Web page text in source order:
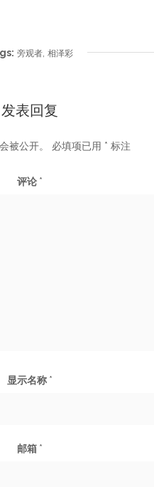
旁观者 相泽彩
发表回复
被公开。 必填项已用 * 标注
评论 *
显示名称 *
邮箱 *